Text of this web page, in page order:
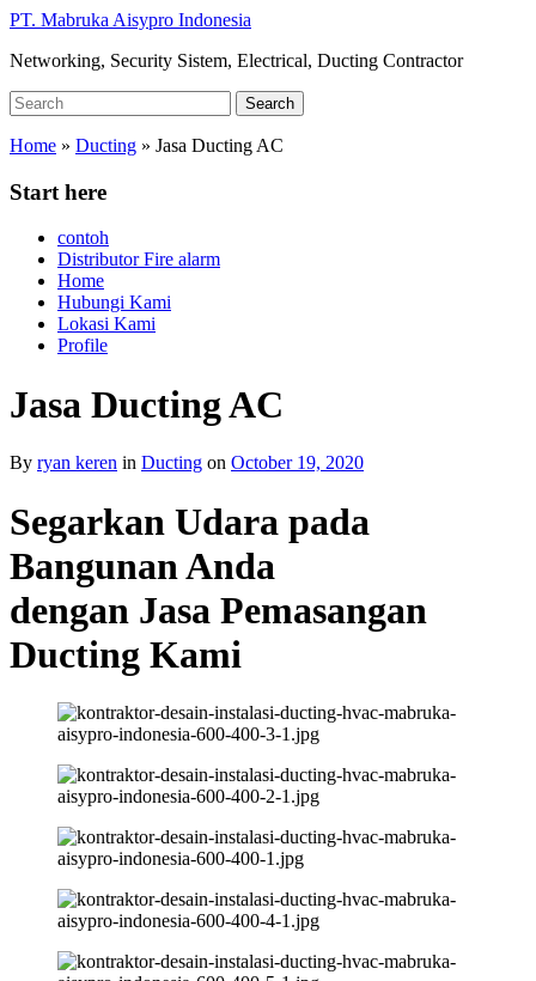
Skip
main
PT. Mabruka Aisypro Indonesia
Networking, Security Sistem, Electrical, Ducting Contractor
Search
for:
Search
Home » Ducting » Jasa Ducting AC
Start here
contoh
Distributor Fire alarm
Home
Hubungi Kami
Lokasi Kami
Profile
Jasa Ducting AC
By ryan keren in Ducting on October 19, 2020
Segarkan Udara pada
Bangunan Anda
dengan Jasa Pemasangan
Ducting Kami